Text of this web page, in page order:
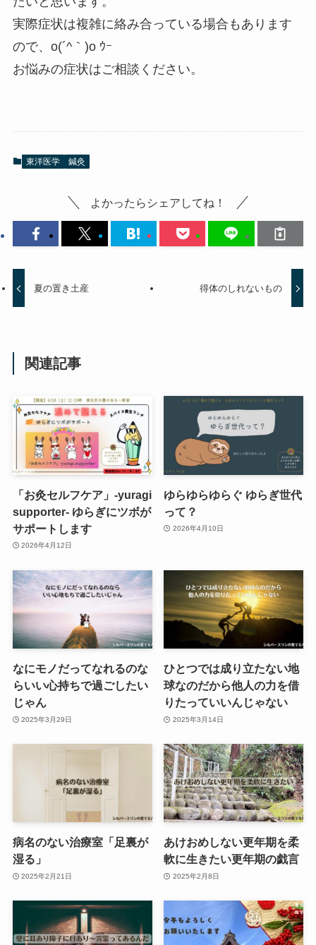
実際症状は複雑に絡み合っている場合もあります
ので、o(´^｀)o ｳｰ
お悩みの症状はご相談ください。
東洋医学 鍼灸
よかったらシェアしてね！
夏の置き土産 得体のしれないもの
関連記事
「お灸セルフケア」-yuragi
supporter- ゆらぎにツボが
サポートします
2026年4月12日
ゆらゆらゆらぐ ゆらぎ世代
って？
2026年4月10日
なにモノだってなれるのな
らいい心持ちで過ごしたい
じゃん
2025年3月29日
ひとつでは成り立たない地
球なのだから他人の力を借
りたっていいんじゃない
2025年3月14日
病名のない治療室「足裏が
湿る」
2025年2月21日
あけおめしない更年期を柔
軟に生きたい更年期の戯言
2025年2月8日